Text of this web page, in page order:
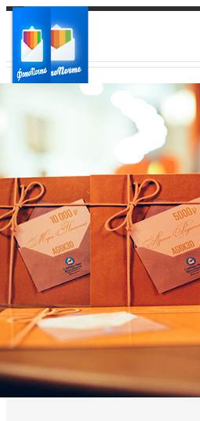
Ваш регион доставки
Выберите из списка: